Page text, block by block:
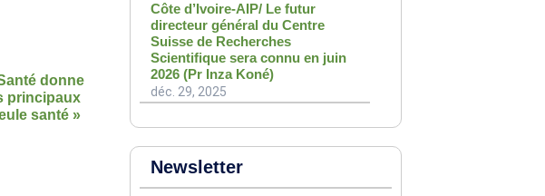
donne
principaux
santé »
Côte d’Ivoire-AIP/ Le futur
directeur général du Centre
Suisse de Recherches
Scientifique sera connu en juin
2026 (Pr Inza Koné)
déc. 29, 2025
Newsletter